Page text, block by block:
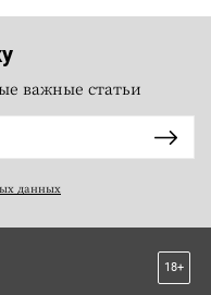
важные статьи
данных
18+